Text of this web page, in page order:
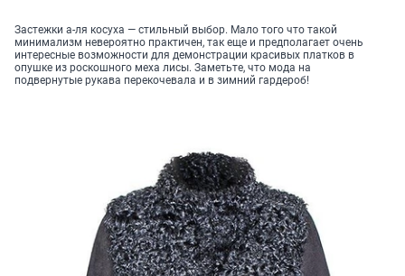
Застежки а-ля косуха — стильный выбор. Мало того что такой
минимализм невероятно практичен, так еще и предполагает очень
интересные возможности для демонстрации красивых платков в
опушке из роскошного меха лисы. Заметьте, что мода на
подвернутые рукава перекочевала и в зимний гардероб!